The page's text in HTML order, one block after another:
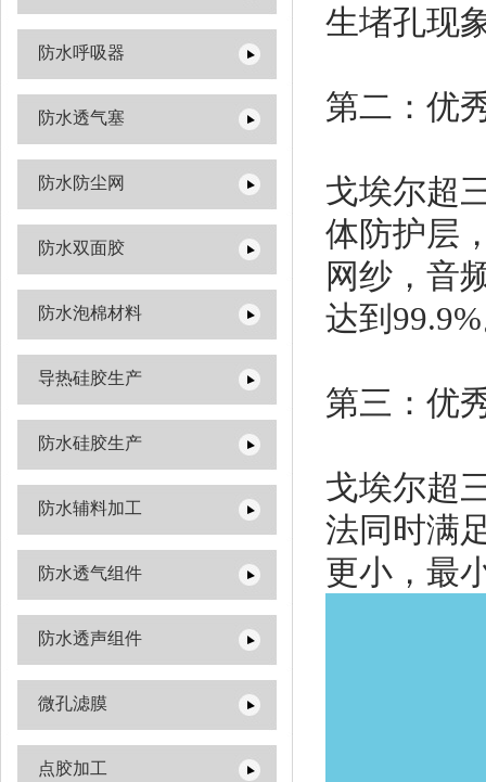
防水呼吸器
防水透气塞
防水防尘网
防水双面胶
防水泡棉材料
导热硅胶生产
防水硅胶生产
防水辅料加工
防水透气组件
防水透声组件
微孔滤膜
点胶加工
生堵孔现
第二：优
戈埃尔超
体防护层
网纱，音
达到
第三：优
戈埃尔超
法同时满
更小，最